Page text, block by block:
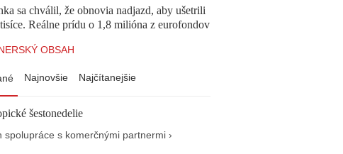
sa chválil, že obnovia nadjazd, aby ušetrili
Reálne prídu o 1,8 milióna z eurofondov
OBSAH
Najnovšie Najčítanejšie
šestonedelie
spolupráce s komerčnými partnermi ›